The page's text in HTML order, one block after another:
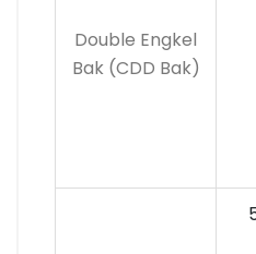
Double Engkel
Bak (CDD Bak)